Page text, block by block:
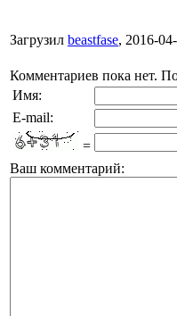
Загрузил beastfase, 2016-
Комментариев пока нет.
Имя:
E-mail:
=
Ваш комментарий: